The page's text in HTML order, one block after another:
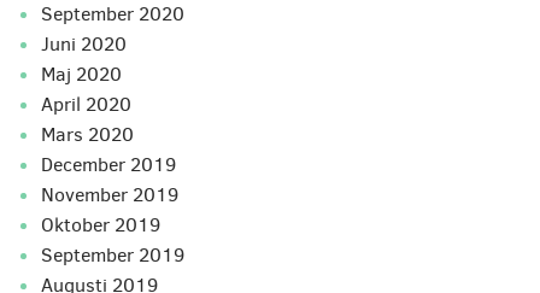
september 2020
juni 2020
maj 2020
april 2020
mars 2020
december 2019
november 2019
oktober 2019
september 2019
augusti 2019